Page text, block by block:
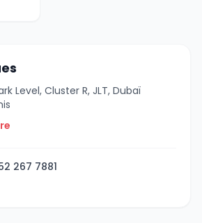
Level, Cluster R, JLT, Dubaï
267 7881